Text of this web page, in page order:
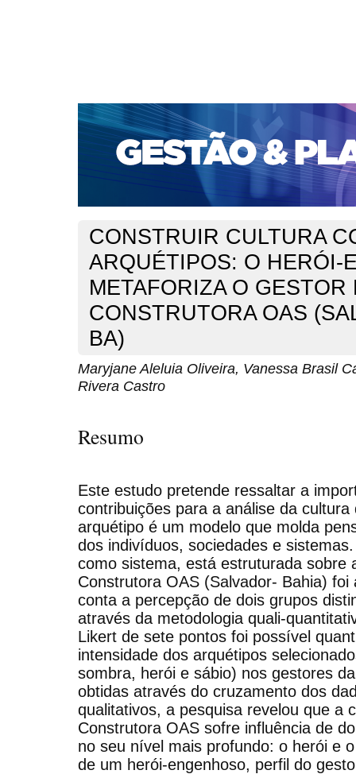
CAPA SOBRE ACESSO CADASTRO
PORTAL DE REVISTAS DA UNIFACS
SUBMISSÕES
PARA SUBMISSÃO DE ARTIGOS
TUTORIAL PARA
Capa v. 20, jan./dez. 2019>
CONSTRUIR CULTURA
ARQUÉTIPOS: O HERÓI-
METAFORIZA O GESTOR
CONSTRUTORA OAS
BA)
Maryjane Aleluia Oliveira, Vanessa Brasil
Rivera Castro
Resumo
Este estudo pretende ressaltar a
contribuições para a análise da
arquétipo é um modelo que molda
dos indivíduos, sociedades e
como sistema, está estruturada sobre
Construtora OAS (Salvador- Bahia) foi
conta a percepção de dois grupos
através da metodologia quali-
Likert de sete pontos foi possível
intensidade dos arquétipos
sombra, herói e sábio) nos gestores
obtidas através do cruzamento dos
qualitativos, a pesquisa revelou que a
Construtora OAS sofre influência de
no seu nível mais profundo: o herói e
de um herói-engenhoso, perfil do